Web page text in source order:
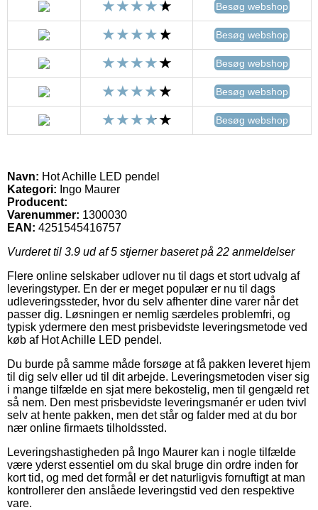
Besøg webshop
Besøg webshop
Besøg webshop
Besøg webshop
Besøg webshop
Navn: Hot Achille LED pendel
Kategori: Ingo Maurer
Producent:
Varenummer: 1300030
EAN: 4251545416757
Vurderet til 3.9 ud af 5 stjerner baseret på 22 anmeldelser
Flere online selskaber udlover nu til dags et stort udvalg af
leveringstyper. En der er meget populær er nu til dags
udleveringssteder, hvor du selv afhenter dine varer når det
passer dig. Løsningen er nemlig særdeles problemfri, og
typisk ydermere den mest prisbevidste leveringsmetode ved
køb af Hot Achille LED pendel.
Du burde på samme måde forsøge at få pakken leveret hjem
til dig selv eller ud til dit arbejde. Leveringsmetoden viser sig
i mange tilfælde en sjat mere bekostelig, men til gengæld ret
så nem. Den mest prisbevidste leveringsmanér er uden tvivl
selv at hente pakken, men det står og falder med at du bor
nær online firmaets tilholdssted.
Leveringshastigheden på Ingo Maurer kan i nogle tilfælde
være yderst essentiel om du skal bruge din ordre inden for
kort tid, og med det formål er det naturligvis fornuftigt at man
kontrollerer den anslåede leveringstid ved den respektive
vare.